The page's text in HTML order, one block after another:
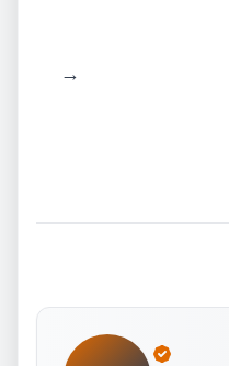
Verificador de configuración DMARC →